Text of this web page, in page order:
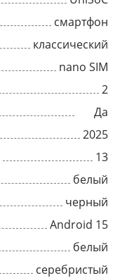
смартфон
классический
nano SIM
2
Да
2025
13
белый
черный
Android 15
белый
серебристый